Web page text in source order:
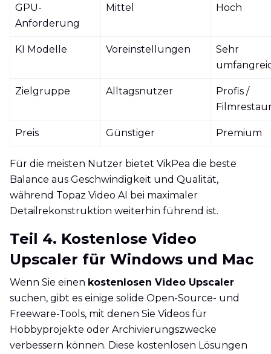
GPU-
Anforderung
Mittel Hoch
KI Modelle Voreinstellungen
Sehr
Zielgruppe Alltagsnutzer
Profis /
Preis Günstiger Premium
Für die meisten Nutzer bietet VikPea die beste
Balance aus Geschwindigkeit und Qualität,
während Topaz Video AI bei maximaler
Detailrekonstruktion weiterhin führend ist.
Teil 4. Kostenlose Video
Upscaler für Windows und Mac
Wenn Sie einen kostenlosen Video Upscaler
suchen, gibt es einige solide Open-Source- und
Freeware-Tools, mit denen Sie Videos für
Hobbyprojekte oder Archivierungszwecke
verbessern können. Diese kostenlosen Lösungen